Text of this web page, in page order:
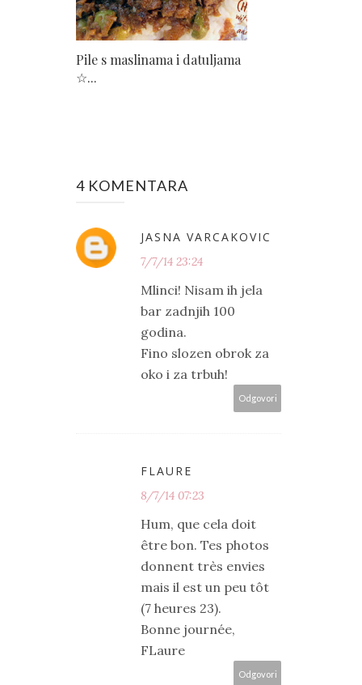
Pile s maslinama i datuljama
☆...
4 KOMENTARA
JASNA VARCAKOVIC
7/7/14 23:24
Mlinci! Nisam ih jela
bar zadnjih 100
godina.
Fino slozen obrok za
oko i za trbuh!
Odgovori
FLAURE
8/7/14 07:23
Hum, que cela doit
être bon. Tes photos
donnent très envies
mais il est un peu tôt
(7 heures 23).
Bonne journée,
FLaure
Odgovori